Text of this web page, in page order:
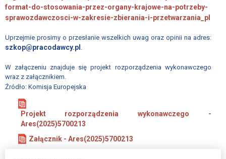
APLIKACYJNE
O
SKŁADKACH
PRACOWNICY
BIURA
PRACODAWCÓW
POLSKA
MIEDŹ
format-do-stosowania-przez-organy-krajowe-na-potrzeby-
sprawozdawczosci-w-zakresie-zbierania-i-przetwarzania_pl
Uprzejmie prosimy o przesłanie wszelkich uwag oraz opinii na adres:
szkop@pracodawcy.pl .
W załączeniu znajduje się projekt rozporządzenia wykonawczego
wraz z załącznikiem.
Źródło: Komisja Europejska
Projekt rozporządzenia wykonawczego -
Ares(2025)5700213
Załącznik - Ares(2025)5700213